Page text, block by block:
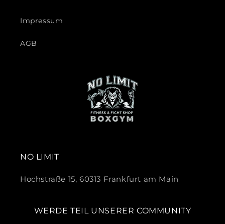
Impressum
AGB
NO LIMIT
Hochstraße 15, 60313 Frankfurt am Main
WERDE TEIL UNSERER COMMUNITY